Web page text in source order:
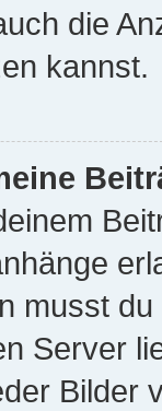
die
kannst.
musst
Server
Bilder